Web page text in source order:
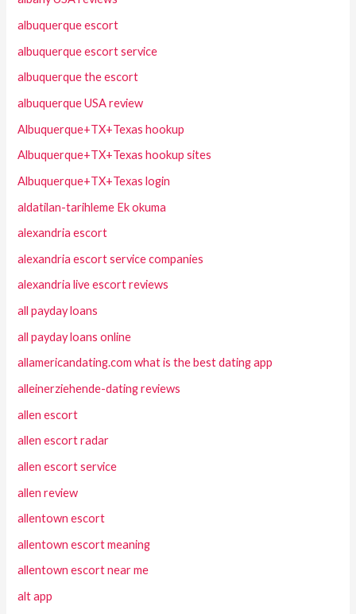
albuquerque escort
albuquerque escort service
albuquerque the escort
albuquerque USA review
Albuquerque+TX+Texas hookup
Albuquerque+TX+Texas hookup sites
Albuquerque+TX+Texas login
aldatilan-tarihleme Ek okuma
alexandria escort
alexandria escort service companies
alexandria live escort reviews
all payday loans
all payday loans online
allamericandating.com what is the best dating app
alleinerziehende-dating reviews
allen escort
allen escort radar
allen escort service
allen review
allentown escort
allentown escort meaning
allentown escort near me
alt app